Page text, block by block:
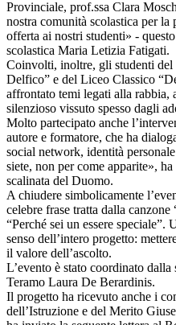
Provinciale, prof.ssa Clara
nostra comunità scolastica per
offerta ai nostri studenti» -
scolastica Maria Letizia Fatigati.
Coinvolti, inoltre, gli studenti
Delfico” e del Liceo Classico
affrontato temi legati alla rabbia,
silenzioso vissuto spesso dagli
Molto partecipato anche
autore e formatore, che ha
social network, identità
siete, non per come apparite»,
scalinata del Duomo.
A chiudere simbolicamente
celebre frase tratta dalla
“Perché sei un essere speciale”.
senso dell’intero progetto:
il valore dell’ascolto.
L’evento è stato coordinato
Teramo Laura De Berardinis.
Il progetto ha ricevuto anche i
dell’Istruzione e del Merito